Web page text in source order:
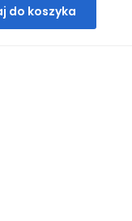
do koszyka